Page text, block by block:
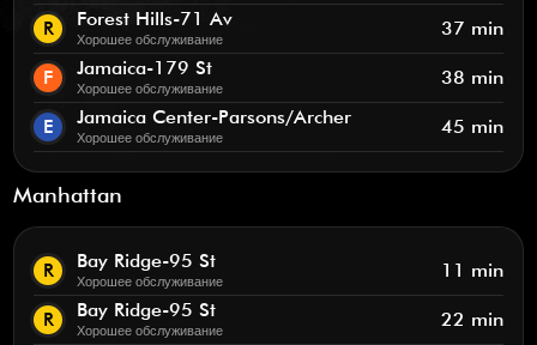
R Forest Hills-71 Av
Хорошее обслуживание 37 min
F Jamaica-179 St
Хорошее обслуживание 38 min
E Jamaica Center-Parsons/Archer
Хорошее обслуживание 45 min
Manhattan
R Bay Ridge-95 St
Хорошее обслуживание 11 min
R Bay Ridge-95 St
Хорошее обслуживание 22 min